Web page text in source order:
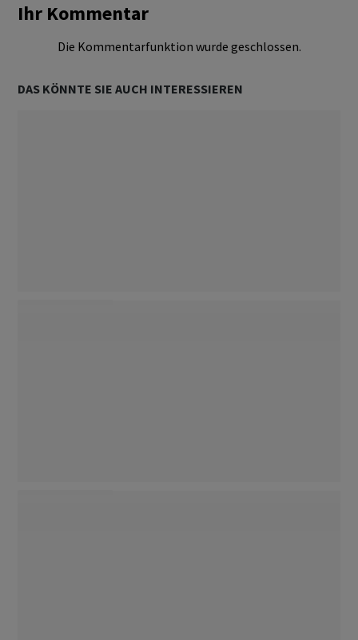
Ihr Kommentar
Die Kommentarfunktion wurde geschlossen.
DAS KÖNNTE SIE AUCH INTERESSIEREN